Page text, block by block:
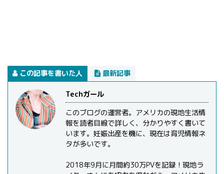
この記事を書いた人 最新記事
Techガール
このブログの運営者。アメリカの現地生活情
報を読者目線で詳しく、分かりやすく書いて
います。妊娠出産を機に、現在は育児情報ネ
タが多いです。
2018年9月に月間約30万PVを記録！現地ラ